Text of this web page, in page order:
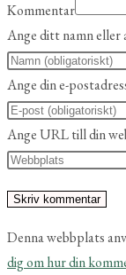
Kommentar
Ange ditt namn eller
Ange din e-
Ange URL till din
Denna webbplats
dig om hur din